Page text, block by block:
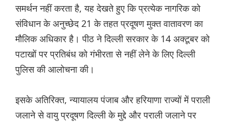
समर्थन नहीं करता है, यह देखते हुए कि प्रत्येक नागरिक को
संविधान के अनुच्छेद 21 के तहत प्रदूषण मुक्त वातावरण का
मौलिक अधिकार है। पीठ ने दिल्ली सरकार के 14 अक्टूबर को
पटाखों पर प्रतिबंध को गंभीरता से नहीं लेने के लिए दिल्ली
पुलिस की आलोचना की।
इसके अतिरिक्त, न्यायालय पंजाब और हरियाणा राज्यों में पराली
जलाने से वायु प्रदूषण दिल्ली के मुद्दे और पराली जलाने पर